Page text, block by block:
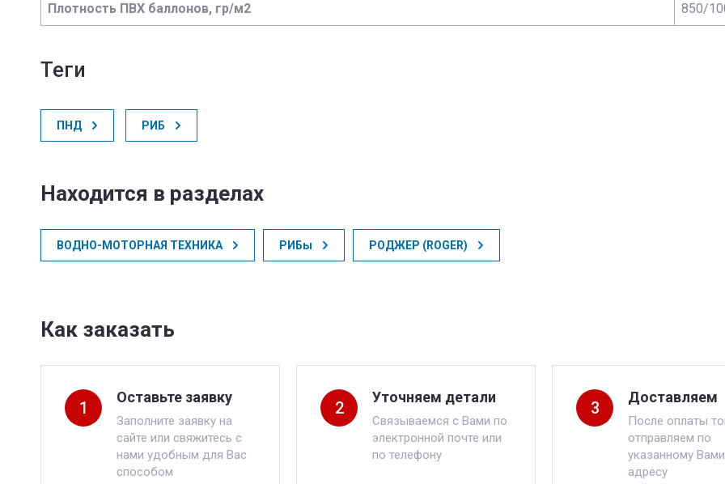
Плотность ПВХ баллонов, гр/м2 850/
теги
ПНД РИБ
Находится в разделах
ВОДНО-МОТОРНАЯ ТЕХНИКА РИБы РОДЖЕР (ROGER)
Как заказать
1
Оставьте заявку
Заполните заявку на
сайте или свяжитесь с
нами удобным для Вас
способом
2
Уточняем детали
Связываемся с Вами по
электронной почте или
по телефону
3
Доставляем
После оплаты
отправляем по
указанному Вами
адресу